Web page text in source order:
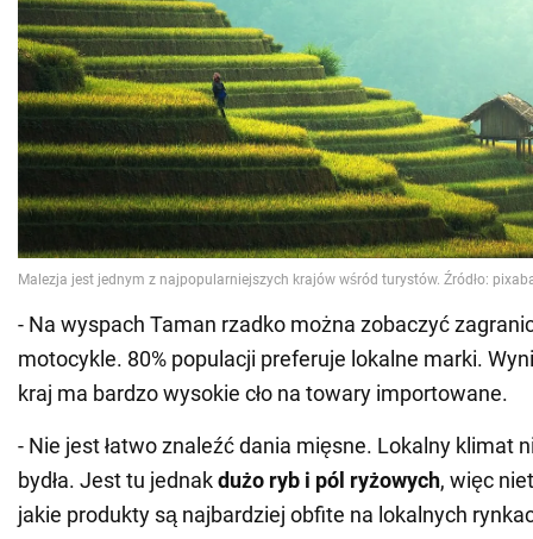
- Na wyspach Taman rzadko można zobaczyć
motocykle. 80% populacji preferuje lokalne marki.
kraj ma bardzo wysokie cło na towary importowane.
- Nie jest łatwo znaleźć dania mięsne. Lokalny klimat
bydła. Jest tu jednakdużo ryb i pól ryżowych, więc
jakie produkty są najbardziej obfite na lokalnych